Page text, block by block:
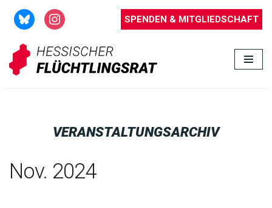
Zum
Inhalt
springen
SPENDEN & MITGLIEDSCHAFT
VERANSTALTUNGSARCHIV
Nov. 2024